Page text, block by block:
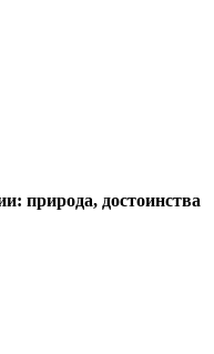
природа, достоинства